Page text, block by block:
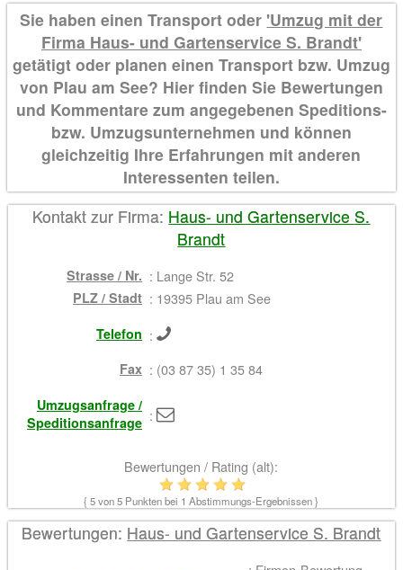
Sie haben einen Transport oder 'Umzug mit der
Firma Haus- und Gartenservice S. Brandt'
getätigt oder planen einen Transport bzw. Umzug
von Plau am See? Hier finden Sie Bewertungen
und Kommentare zum angegebenen Speditions-
bzw. Umzugsunternehmen und können
gleichzeitig Ihre Erfahrungen mit anderen
Interessenten teilen.
Kontakt zur Firma: Haus- und Gartenservice S.
Brandt
Strasse / Nr. : Lange Str. 52
PLZ / Stadt : 19395 Plau am See
Telefon :
Fax : (03 87 35) 1 35 84
Umzugsanfrage /
Speditionsanfrage :
Bewertungen / Rating (alt):
{5von 5 Punkten bei 1 Abstimmungs-Ergebnissen }
Bewertungen: Haus- und Gartenservice S. Brandt